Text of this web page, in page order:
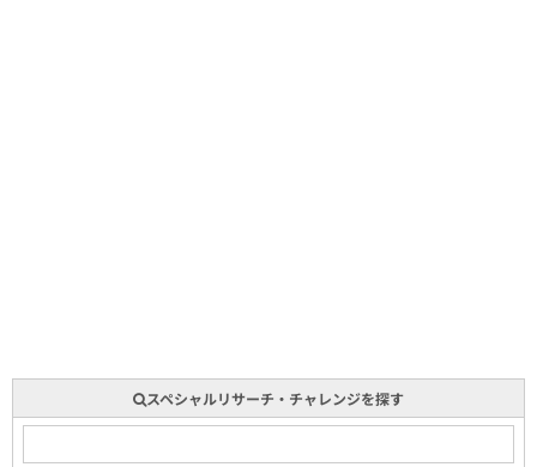
スペシャルリサーチ・チャレンジを探す